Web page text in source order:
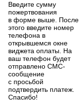
Введите сумму
пожертвования
в форме выше. После
этого введите номер
телефона в
открывшемся окне
виджета оплаты. На
ваш телефон будет
отправлено СМС-
сообщение
с просьбой
подтвердить платеж.
Cпасибо!